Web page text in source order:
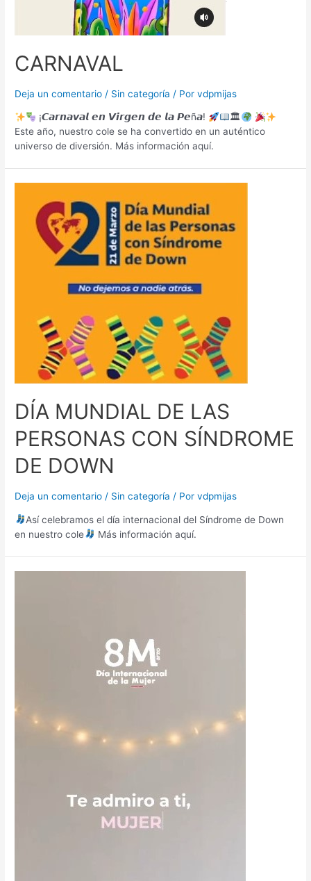
CARNAVAL
Deja un comentario / Sin categoría / Porvdpmijas
¡𝘾𝙖𝙧𝙣𝙖𝙫𝙖𝙡 𝙚𝙣 𝙑𝙞𝙧𝙜𝙚𝙣 𝙙𝙚 𝙡𝙖 𝙋𝙚ñ𝙖!
🏛
Este año, nuestro cole se ha convertido en un auténtico
universo de diversión. Más información aquí.
DÍA MUNDIAL DE LAS
PERSONAS CON SÍNDROME
DE DOWN
Deja un comentario / Sin categoría / Porvdpmijas
Así celebramos el día internacional del Síndrome de Down
en nuestro cole
Más información aquí.